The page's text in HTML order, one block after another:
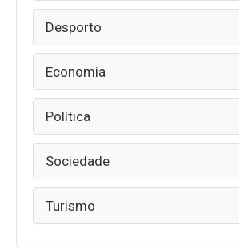
Desporto
Economia
Política
Sociedade
Turismo